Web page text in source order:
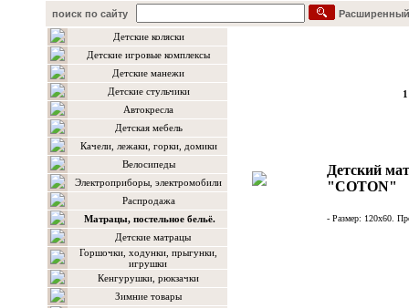
поиск по сайту
Детские коляски
Детские игровые комплексы
Детские манежи
Детские стульчики
Автокресла
Детская мебель
Качели, лежаки, горки, домики
Велосипеды
Электроприборы, электромобили
Распродажа
Матрацы, постельное бельё.
Детские матрацы
Горшочки, ходунки, прыгунки,
игрушки
Кенгурушки, рюкзачки
Зимние товары
1
Детский
"COTON"
- Размер: 120х60.